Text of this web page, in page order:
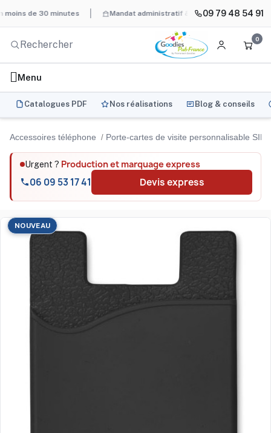
de 30 minutes Mandat administratif & Chorus Pro BAT
09 79 48 54 91
0
Menu
Catalogues PDF Nos réalisations Blog & conseils
Accessoires téléphone Porte-cartes de visite personnalisable
Urgent ? Production et marquage express
06 09 53 17 41 Devis express
NOUVEAU